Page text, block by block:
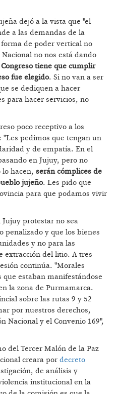
dejó a la vista que "el
a las demandas de la
de poder vertical no
no nos está dando
tiene que cumplir
fue elegido. Si no van a ser
se dediquen a hacer
para hacer servicios, no
poco receptivo a los
pedimos que tengan un
y de empatía. En el
en Jujuy, pero no
hacen, serán cómplices de
jujeño. Les pido que
para que podamos vivir
protestar no sea
penalizado y que los bienes
y no para las
extracción del litio. A tres
continúa. "Morales
estaban manifestándose
la zona de Purmamarca.
sobre las rutas 9 y 52
por nuestros derechos,
Nacional y el Convenio 169",
del Tercer Malón de la Paz
creara por decreto
de análisis y
institucional en la